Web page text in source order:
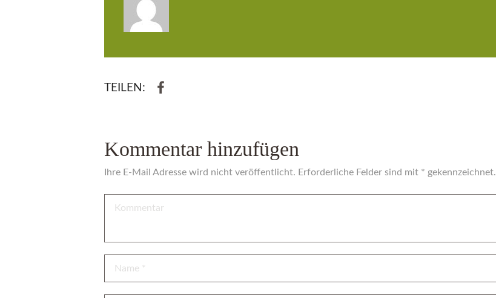
TEILEN:
Kommentar hinzufügen
Ihre E-Mail Adresse wird nicht veröffentlicht. Erforderliche Felder sind mit * gekennzeichnet.